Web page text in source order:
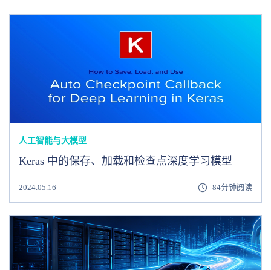
人工智能与大模型
Keras 中的保存、加载和检查点深度学习模型
2024.05.16 84分钟阅读